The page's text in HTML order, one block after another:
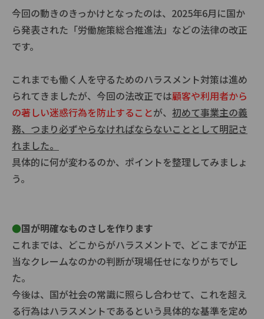
今回の動きのきっかけとなったのは、2025年6月に国か
ら発表された「労働施策総合推進法」などの法律の改正
です。
これまでも働く人を守るためのハラスメント対策は進め
られてきましたが、今回の法改正では顧客や利用者から
の著しい迷惑行為を防止することが、 初めて事業主の義
務、つまり必ずやらなければならないこととして明記さ
れました。
具体的に何が変わるのか、ポイントを整理してみましょ
う。
●国が明確なものさしを作ります
これまでは、どこからがハラスメントで、どこまでが正
当なクレームなのかの判断が現場任せになりがちでし
た。
今後は、国が社会の常識に照らし合わせて、これを超え
る行為はハラスメントであるという具体的な基準を定め